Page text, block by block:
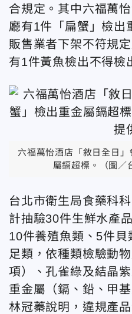
合規定。其中六福萬
廳有1件「扁蟹」檢出
販售業者下架不符規
有1件黃魚檢出不得檢
六福萬怡酒店「敘日全日
屬鎘超標。（圖／
台北市衛生局食藥科
計抽驗30件生鮮水產
10件養殖魚類、5件
足類，依種類檢驗動
項）、孔雀綠及結晶
重金屬（鎘、鉛、甲基
林冠蓁說明，違規產